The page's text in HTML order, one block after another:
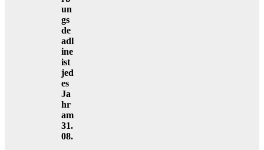
un
gs
de
adl
ine
ist
jed
es
Ja
hr
am
31.
08.